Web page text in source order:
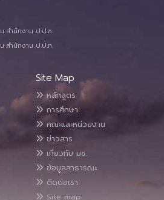
น สำนักงาน ป.ป.ช.
น สำนักงาน ป.ป.ท.
Site Map
หลักสูตร
การศึกษา
คณะและหน่วยงาน
ข่าวสาร
เกี่ยวกับ มช.
ข้อมูลสาธารณะ
ติดต่อเรา
Site map